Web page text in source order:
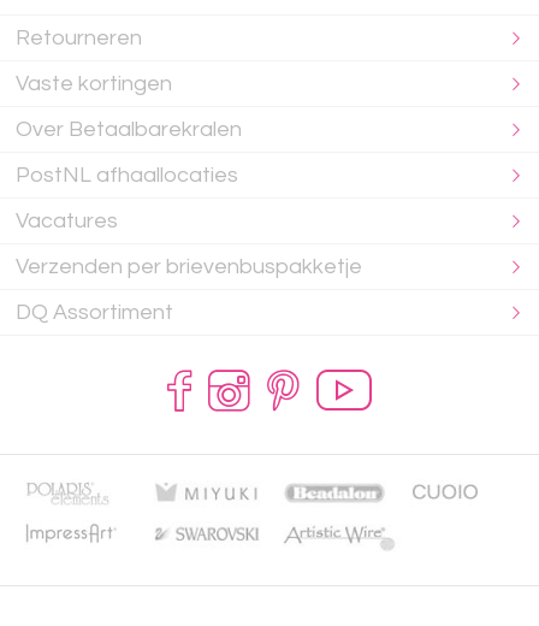
Retourneren
Vaste kortingen
Over Betaalbarekralen
PostNL afhaallocaties
Vacatures
Verzenden per brievenbuspakketje
DQ Assortiment